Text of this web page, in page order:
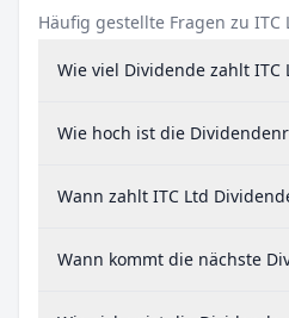
Häufig gestellte Fragen zu ITC
Wie viel Dividende zahlt ITC
Wie hoch ist die
Wann zahlt ITC Ltd
Wann kommt die nächste